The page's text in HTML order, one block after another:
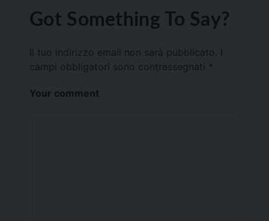
Got Something To Say?
Il tuo indirizzo email non sarà pubblicato.
campi obbligatori sono contrassegnati *
Your comment